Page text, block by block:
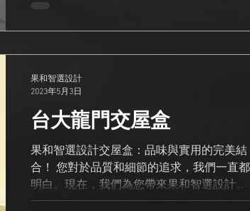
一個精緻的客製化交屋盒（Handover Box）
，不僅是收納鑰匙的工具，更是建商對品質
承諾的具體展現。 根據市場調查，超過
的高端購屋者認為，具備儀式感的交屋流程
能顯著提升對品牌的信任度與推薦意願。 常
見的交屋盒材質有哪些？如何挑選？ 選擇正
確的材質能傳達不同的品牌語言。以下是目
前市面上最熱門的三種選擇： 1. 頂級皮革交
台大龍門交屋盒
果和智選設計交屋盒：品味與實用的完美結
合！ 您對於品質和細節的追求，我們一直都
明白。現在，我們為您帶來果和智選設計交
屋盒，讓您的交接鑰匙達到更高的品味和實
果和智選設計
2023年5月3日